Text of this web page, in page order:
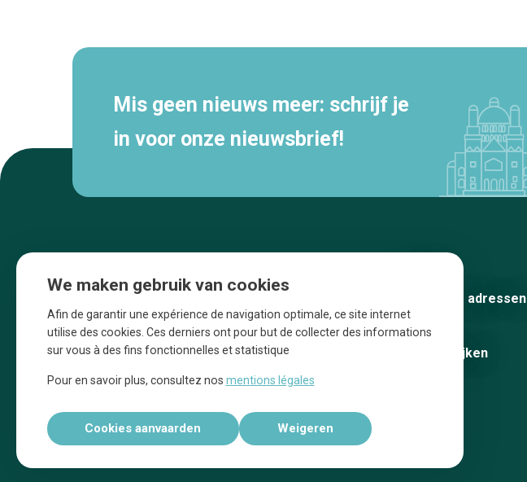
Mis geen nieuws meer: schrijf je
in voor onze nieuwsbrief!
Une initiative d’Entreprendre Bruxelles pour
la promotion des commerces de la Ville
de Bruxelles
De beste adressen
Blog
Winkelwijken
We maken gebruik van cookies
Afin de garantir une expérience de navigation optimale, ce site internet
utilise des cookies. Ces derniers ont pour but de collecter des informations
sur vous à des fins fonctionnelles et statistique
Pour en savoir plus, consultez nos mentions légales
Cookies aanvaarden Weigeren